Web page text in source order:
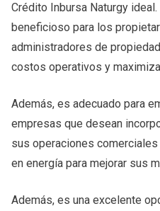
Crédito Inbursa Naturgy
beneficioso para los
administradores de
costos operativos y
Además, es adecuado para
empresas que desean
sus operaciones
en energía para mejorar sus
Además, es una excelente